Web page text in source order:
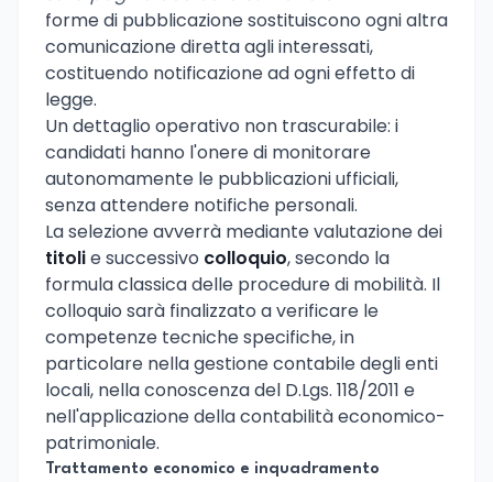
forme di pubblicazione sostituiscono ogni altra
comunicazione diretta agli interessati,
costituendo notificazione ad ogni effetto di
legge.
Un dettaglio operativo non trascurabile: i
candidati hanno l'onere di monitorare
autonomamente le pubblicazioni ufficiali,
senza attendere notifiche personali.
La selezione avverrà mediante valutazione dei
titolie successivo colloquio, secondo la
formula classica delle procedure di mobilità. Il
colloquio sarà finalizzato a verificare le
competenze tecniche specifiche, in
particolare nella gestione contabile degli enti
locali, nella conoscenza del D.Lgs. 118/2011 e
nell'applicazione della contabilità economico-
patrimoniale.
Trattamento economico e inquadramento